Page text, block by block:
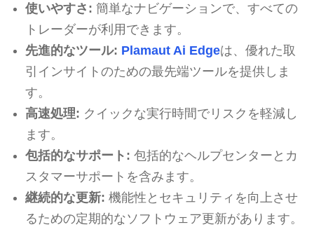
使いやすさ: 簡単なナビゲーションで、すべての
トレーダーが利用できます。
先進的なツール: Plamaut Ai Edgeは、優れた取
引インサイトのための最先端ツールを提供しま
す。
高速処理: クイックな実行時間でリスクを軽減し
ます。
包括的なサポート: 包括的なヘルプセンターとカ
スタマーサポートを含みます。
継続的な更新: 機能性とセキュリティを向上させ
るための定期的なソフトウェア更新があります。